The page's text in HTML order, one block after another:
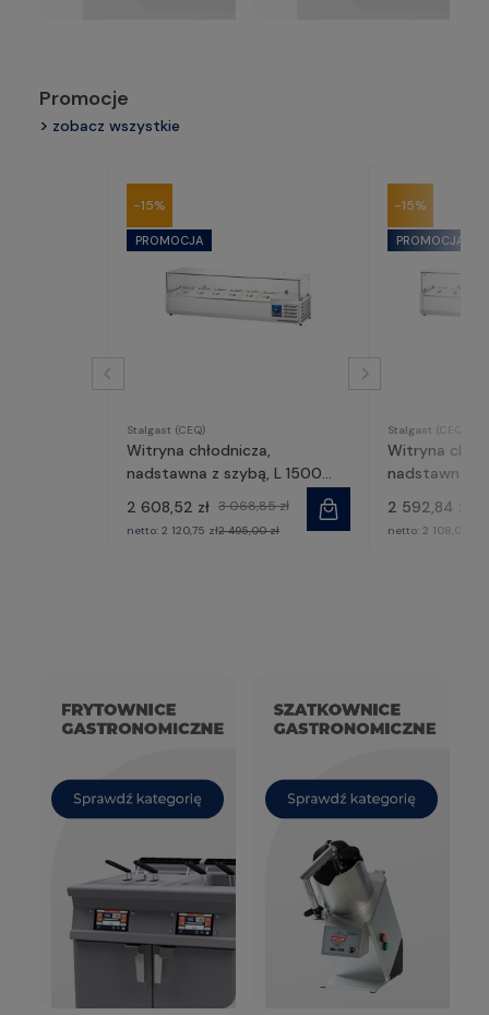
Promocje
zobacz wszystkie
Stalgast (CEQ)
Witryna chłodnicza,
nadstawna z szybą, L 1500
Stalgast
2 608,52 zł 3 068,85 zł
netto: 2 120,75 zł2 495,00 zł
-15%
Stalgast (CEQ)
Witryna
nadstawna z
2 592,84 zł
netto: 2 108,00 zł
-15%